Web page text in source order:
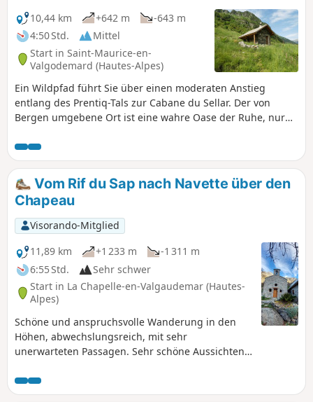
verschneit sind, wie La Muzelle, l'Aup
Martin, der Pas de la Cavale, de la Valette,
Vallonpierre und de La Vaurze.
10,44 km +642 m
-643 m
4:50 Std.
Mittel
Start in Saint-Maurice-en-
Valgodemard (Hautes-Alpes)
Ein Wildpfad führt Sie über einen moderaten Anstieg
entlang des Prentiq-Tals zur Cabane du Sellar. Der von
Bergen umgebene Ort ist eine wahre Oase der Ruhe, nur
Vom Rif du Sap nach Navette über den
Chapeau
Visorando-Mitglied
11,89 km
+1 233 m
-1 311 m
6:55 Std.
Sehr schwer
Start in La Chapelle-en-Valgaudemar (Hautes-
Alpes)
Schöne und anspruchsvolle Wanderung in den
Höhen, abwechslungsreich, mit sehr
unerwarteten Passagen. Sehr schöne Aussichten.
Passagen. Bei nassem Wetter unbedingt zu
vermeiden.